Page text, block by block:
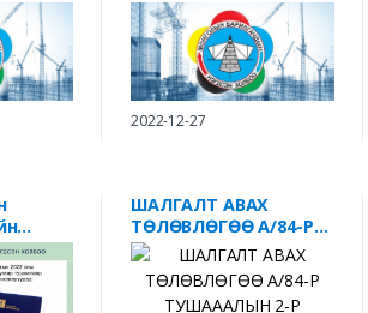
ний өдрийн А/173
дугаар тушаал
2022-12-27
04
ны
ШАЛГАЛТ АВАХ
ТӨЛӨВЛӨГӨӨ А/84-Р
ТУШАААЛЫН 2-Р
ХАВСРАЛТ